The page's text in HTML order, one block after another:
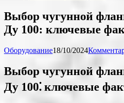
Выбор чугунной
Ду 100: ключевые
Оборудование18/10/2024
Выбор чугунной
Ду 100⁚ ключевые